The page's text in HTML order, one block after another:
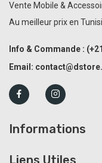
Vente Mobile &
Au meilleur prix en
Info & Commande :
Email:
Informations